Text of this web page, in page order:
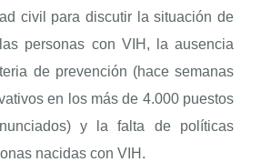
civil para discutir la situación de
personas con VIH, la ausencia
de prevención (hace semanas
en los más de 4.000 puestos
y la falta de políticas
nacidas con VIH.